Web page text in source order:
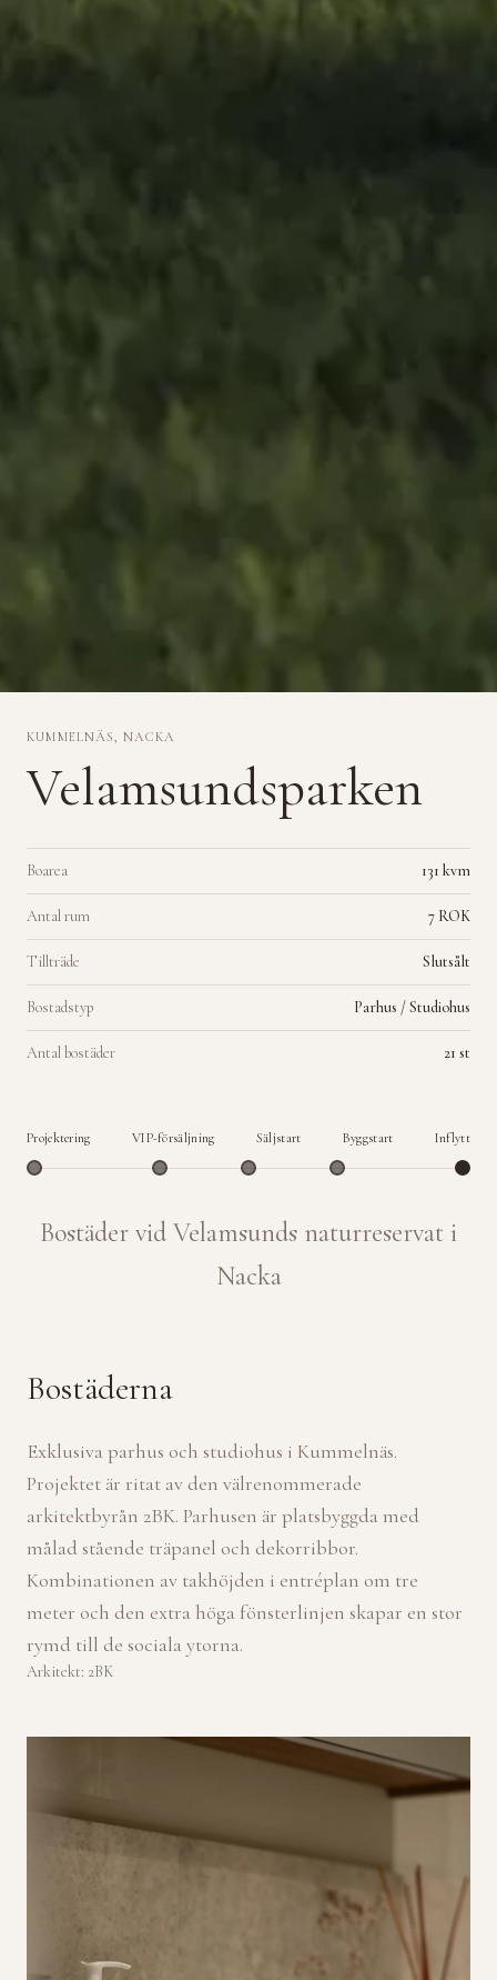
KUMMELNÄS, NACKA
Velamsundsparken
Boarea 131 kvm
Antal rum 7 ROK
Tillträde Slutsålt
Bostadstyp Parhus / Studiohus
Antal bostäder 21 st
Projektering VIP-försäljning Säljstart Byggstart Inflytt
Bostäder vid Velamsunds naturreservat i
Nacka
Bostäderna
Exklusiva parhus och studiohus i Kummelnäs.
Projektet är ritat av den välrenommerade
arkitektbyrån 2BK. Parhusen är platsbyggda med
målad stående träpanel och dekorribbor.
Kombinationen av takhöjden i entréplan om tre
meter och den extra höga fönsterlinjen skapar en stor
rymd till de sociala ytorna.
Arkitekt: 2BK